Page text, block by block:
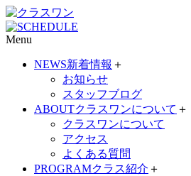
Menu
NEWS新着情報 ＋
お知らせ
スタッフブログ
ABOUTクラスワンについて ＋
クラスワンについて
アクセス
よくある質問
PROGRAMクラス紹介 ＋